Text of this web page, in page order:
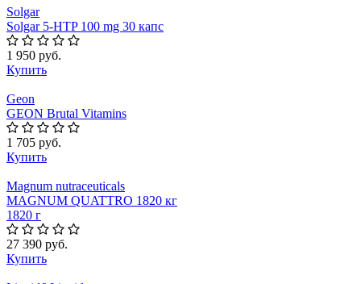
Solgar
Solgar 5-HTP 100 mg 30 капс
1 950 руб.
Купить
Geon
GEON Brutal Vitamins
1 705 руб.
Купить
Magnum nutraceuticals
MAGNUM QUATTRO 1820 кг
1820 г
27 390 руб.
Купить